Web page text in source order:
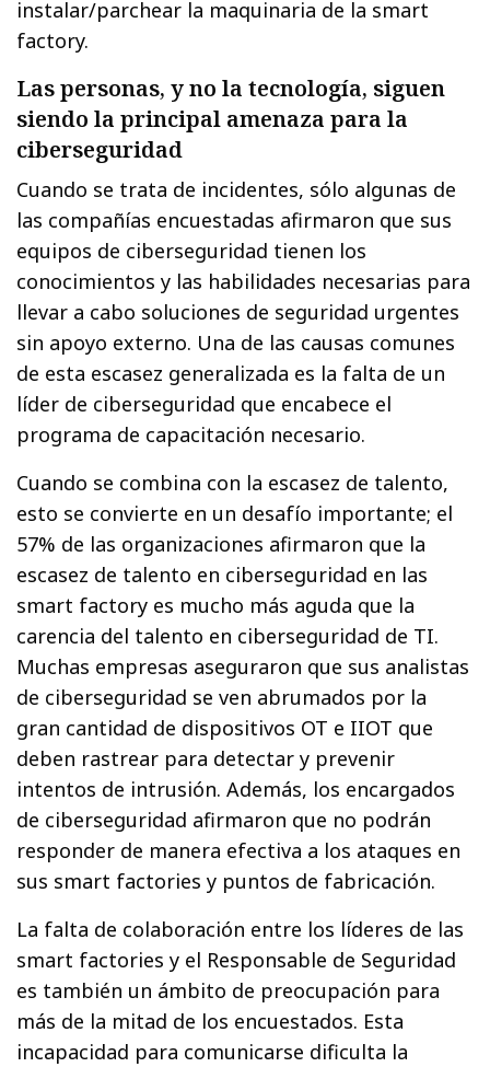
instalar/parchear la maquinaria de la smart
factory.
Las personas, y no la tecnología, siguen
siendo la principal amenaza para la
ciberseguridad
Cuando se trata de incidentes, sólo algunas de
las compañías encuestadas afirmaron que sus
equipos de ciberseguridad tienen los
conocimientos y las habilidades necesarias para
llevar a cabo soluciones de seguridad urgentes
sin apoyo externo. Una de las causas comunes
de esta escasez generalizada es la falta de un
líder de ciberseguridad que encabece el
programa de capacitación necesario.
Cuando se combina con la escasez de talento,
esto se convierte en un desafío importante; el
57% de las organizaciones afirmaron que la
escasez de talento en ciberseguridad en las
smart factory es mucho más aguda que la
carencia del talento en ciberseguridad de TI.
Muchas empresas aseguraron que sus analistas
de ciberseguridad se ven abrumados por la
gran cantidad de dispositivos OT e IIOT que
deben rastrear para detectar y prevenir
intentos de intrusión. Además, los encargados
de ciberseguridad afirmaron que no podrán
responder de manera efectiva a los ataques en
sus smart factories y puntos de fabricación.
La falta de colaboración entre los líderes de las
smart factories y el Responsable de Seguridad
es también un ámbito de preocupación para
más de la mitad de los encuestados. Esta
incapacidad para comunicarse dificulta la